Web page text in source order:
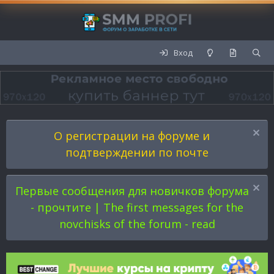
Вход
О регистрации на форуме и
подтверждении по почте
Первые сообщения для новичков форума
- прочтите | The first messages for the
novchisks of the forum - read